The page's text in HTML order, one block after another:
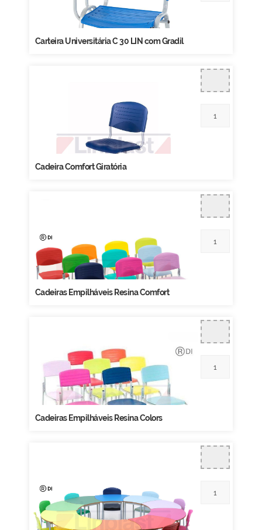
Carteira Universitária C 30 LIN com Gradil
Cadeira Comfort Giratória
Cadeiras Empilháveis Resina Comfort
Cadeiras Empilháveis Resina Colors